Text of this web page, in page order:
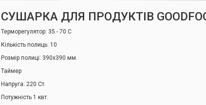
СУШАРКА ДЛЯ ПРОДУКТІВ
Терморегулятор: 35 - 70 C
Кількість полиць: 10
Розмір полиці: 390х390 мм.
Таймер
Напруга: 220 Ст.
Потужність 1 квт.